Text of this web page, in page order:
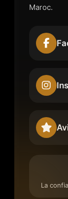
Maroc.
La